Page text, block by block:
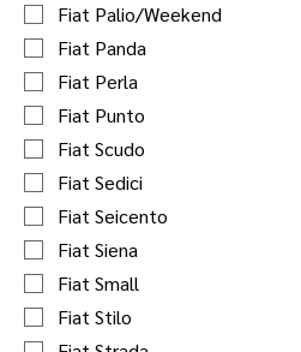
Fiat Palio/Weekend
Fiat Panda
Fiat Perla
Fiat Punto
Fiat Scudo
Fiat Sedici
Fiat Seicento
Fiat Siena
Fiat Small
Fiat Stilo